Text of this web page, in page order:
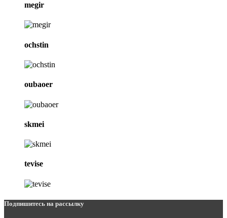
megir
ochstin
oubaoer
skmei
tevise
Подпишитесь на рассылку